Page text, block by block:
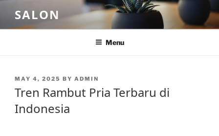
content
SALON
Menu
POSTED
MAY 4, 2025 BY ADMIN
Tren Rambut Pria Terbaru di
Indonesia